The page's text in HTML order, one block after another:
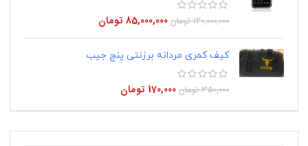
120,000,000 تومان 85,000,000 تومان
کیف کمری مردانه برزنتی پنج جیب
350,000 تومان 170,000 تومان